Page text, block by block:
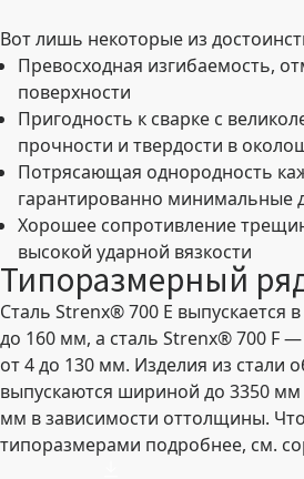
Вот лишь некоторые из
Превосходная изгибаемость,
поверхности
Пригодность к сварке с
прочности и твердости в
Потрясающая однородность
гарантированно минимальные
Хорошее сопротивление
высокой ударной вязкости
Типоразмерный
Сталь Strenx® 700 E выпускается
до 160 мм, а сталь Strenx® 700 F
от 4 до 130 мм. Изделия из стали
выпускаются шириной до 3350 мм
мм в зависимости оттолщины.
типоразмерами подробнее, см.